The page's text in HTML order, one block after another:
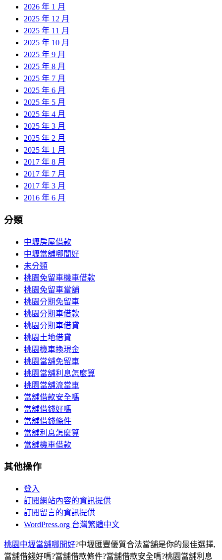
2026 年 1 月
2025 年 12 月
2025 年 11 月
2025 年 10 月
2025 年 9 月
2025 年 8 月
2025 年 7 月
2025 年 6 月
2025 年 5 月
2025 年 4 月
2025 年 3 月
2025 年 2 月
2025 年 1 月
2017 年 8 月
2017 年 7 月
2017 年 3 月
2016 年 6 月
分類
中壢房屋借款
中壢當舖哪間好
未分類
桃園免留車機車借款
桃園免留車當舖
桃園分期免留車
桃園分期車借款
桃園分期車借貸
桃園土地借貸
桃園機車換現金
桃園當舖免留車
桃園當舖利息怎麼算
桃園當舖流當車
當舖借款安全嗎
當舖借錢好嗎
當舖借錢條件
當舖利息怎麼算
當舖機車借款
其他操作
登入
訂閱網站內容的資訊提供
訂閱留言的資訊提供
WordPress.org 台灣繁體中文
桃園中壢當舖哪間好?中壢匯豐優質合法當舖是你的最佳選擇,
當舖借錢好嗎?當舖借款條件?當舖借款安全嗎?桃園當舖利息